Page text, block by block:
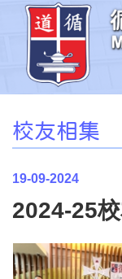
校友相集
19-09-2024
2024-25